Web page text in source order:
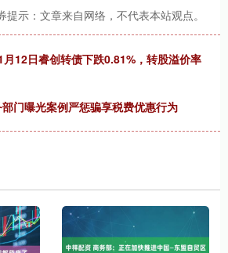
提示：文章来自网络，不代表本站观点。
12日睿创转债下跌0.81%，转股溢价率
门曝光案例严惩骗享税费优惠行为